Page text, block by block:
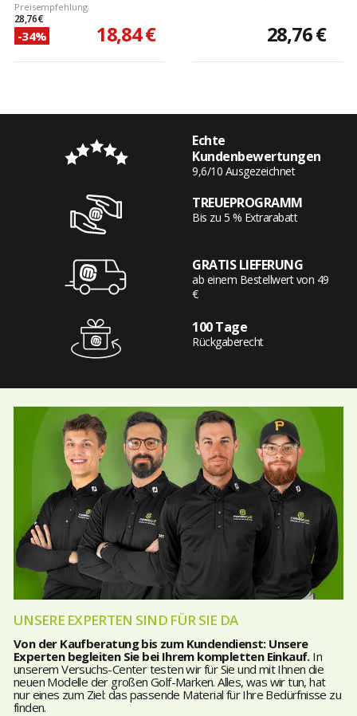
Preisempfehlung
28,76 €
-34% 18,84 € 28,76 €
Echte
Kundenbewertungen
9,6/10 Ausgezeichnet
TREUEPROGRAMM
Bis zu 5 % Extrarabatt
GRATIS LIEFERUNG
ab einem Bestellwert von 49
€
100 Tage
Rückgaberecht
UNSERE EXPERTEN SIND FÜR SIE DA
Von der Kaufberatung bis zum Kundendienst: Unsere
Experten begleiten Sie bei Ihrem kompletten Einkauf.In
unserem Versuchs-Center testen wir für Sie und mit Ihnen die
neuen Modelle der großen Golf-Marken. Alles, was wir tun, hat
nur eines zum Ziel: das passende Material für Ihre Bedürfnisse zu
finden.